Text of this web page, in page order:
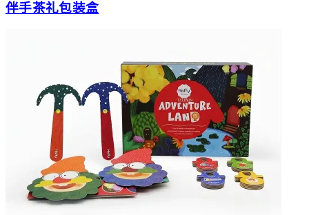
伴手茶礼包装盒